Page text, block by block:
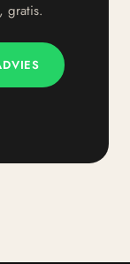
gratis.